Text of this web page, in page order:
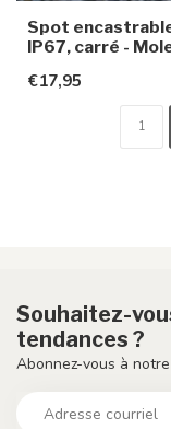
Spot
IP67, carré -
€17,95
Souhaitez-
tendances ?
Abonnez-vous à